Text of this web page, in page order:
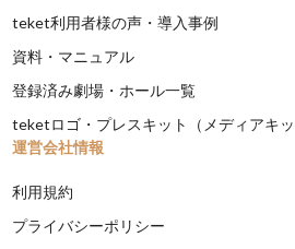
teket利用者様の声・導入事例
資料・マニュアル
登録済み劇場・ホール一覧
teketロゴ・プレスキット（メディアキッ
運営会社情報
利用規約
プライバシーポリシー